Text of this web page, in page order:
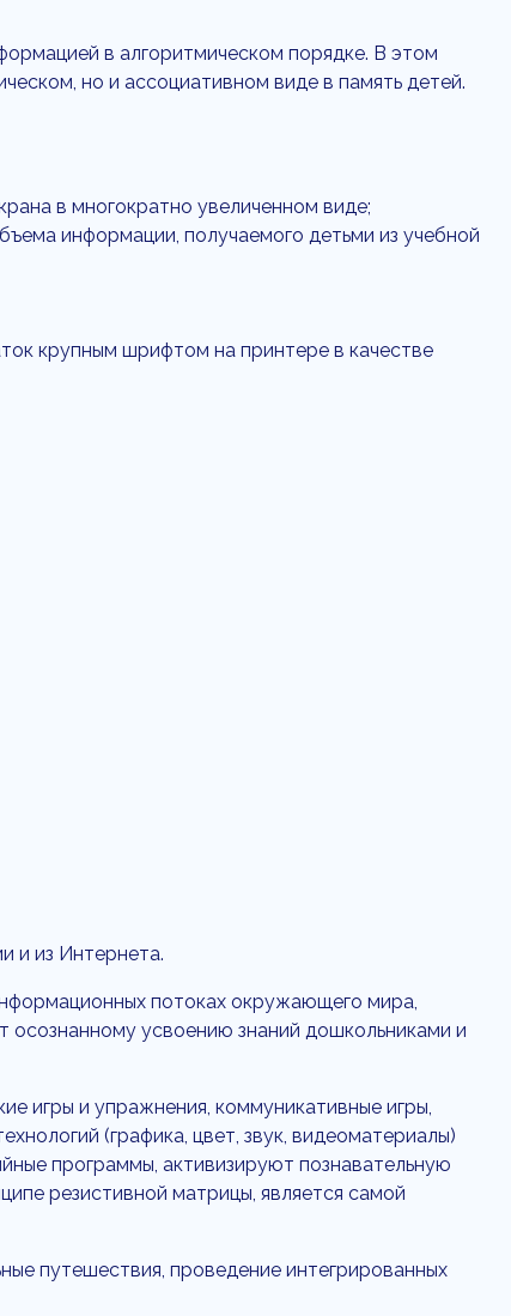
в алгоритмическом порядке. В этом
но и ассоциативном виде в память детей.
в многократно увеличенном виде;
информации, получаемого детьми из учебной
крупным шрифтом на принтере в качестве
и из Интернета.
потоках окружающего мира,
осознанному усвоению знаний дошкольниками и
игры и упражнения, коммуникативные игры,
(графика, цвет, звук, видеоматериалы)
программы, активизируют познавательную
резистивной матрицы, является самой
путешествия, проведение интегрированных